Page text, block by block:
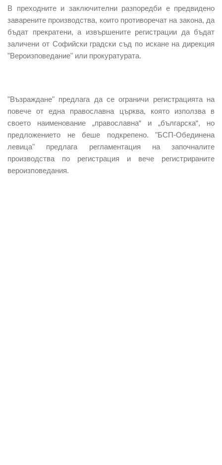
В преходните и заключителни разпоредби е предвидено
заварените производства, които противоречат на закона, да
бъдат прекратени, а извършените регистрации да бъдат
заличени от Софийски градски съд по искане на дирекция
"Вероизповедание" или прокуратурата.
"Възраждане" предлага да сеограничи регистрациятана
повече от една православна църква, която използва в
своето наименование „православна“ и „българска“, но
предложението не беше подкрепено. "БСП-Обединена
левица" предлага регламентация на започналите
производства по регистрация и вече регистрираните
вероизповедания.